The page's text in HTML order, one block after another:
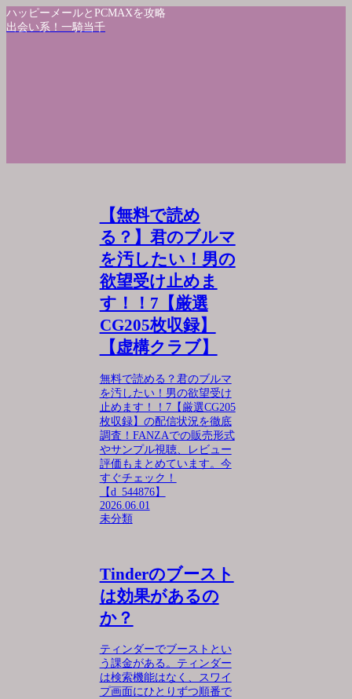
ハッピーメールとPCMAXを攻略
出会い系！一騎当千
【無料で読め
る？】君のブルマ
を汚したい！男の
欲望受け止めま
す！！7【厳選
CG205枚収録】
【虚構クラブ】
無料で読める？君のブルマ
を汚したい！男の欲望受け
止めます！！7【厳選CG205
枚収録】の配信状況を徹底
調査！FANZAでの販売形式
やサンプル視聴、レビュー
評価もまとめています。今
すぐチェック！
【d_544876】
2026.06.01
未分類
Tinderのブースト
は効果があるの
か？
ティンダーでブーストとい
う課金がある。ティンダー
は検索機能はなく、スワイ
プ画面にひとりずつ順番で